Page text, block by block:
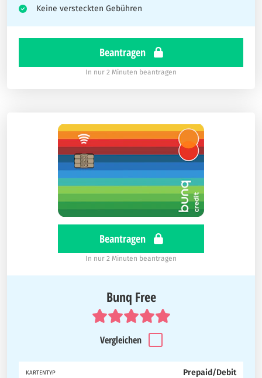
Keine versteckten Gebühren
Beantragen
In nur 2 Minuten beantragen
Beantragen
In nur 2 Minuten beantragen
Bunq Free
Vergleichen
KARTENTYP Prepaid/Debit